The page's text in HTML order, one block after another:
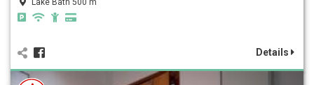
Lake Bath 500 m
Details